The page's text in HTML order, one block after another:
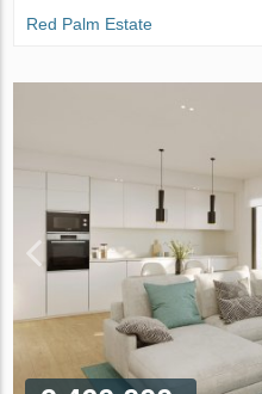
Red Palm Estate